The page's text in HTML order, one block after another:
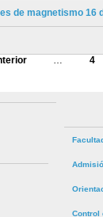
de magnetismo 16
… 4
Control